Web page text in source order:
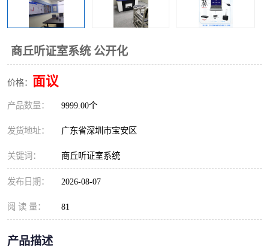
商丘听证室系统 公开化
价格： 面议
产品数量： 9999.00个
发货地址： 广东省深圳市宝安区
关键词： 商丘听证室系统
发布日期： 2026-08-07
阅 读 量： 81
产品描述